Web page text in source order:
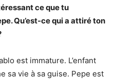
ce que tu
Qu’est-ce qui a attiré ton
est immature. L’enfant
sa vie à sa guise. Pepe est